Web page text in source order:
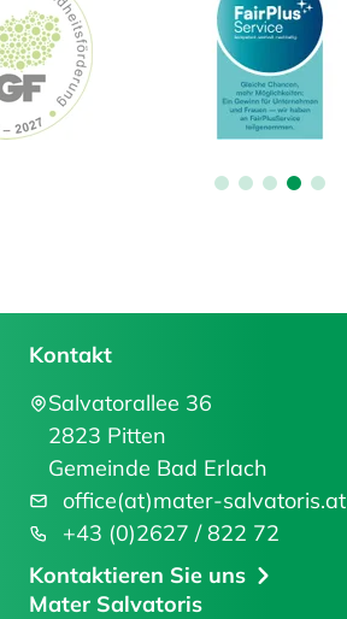
Mater Salvatoris
Kontakt
Salvatorallee 36
2823 Pitten
Gemeinde Bad Erlach
office(at)mater-salvatoris.at
+43 (0)2627 / 822 72
Kontaktieren Sie uns